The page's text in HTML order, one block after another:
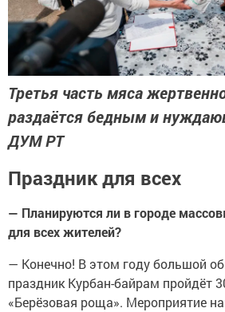
Третья часть мяса
раздаётся бедным и
ДУМ РТ
Праздник для всех
— Планируются ли в городе
для всех жителей?
— Конечно! В этом году большой
праздник Курбан-байрам пройдёт
«Берёзовая роща». Мероприятие